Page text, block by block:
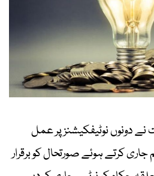
دونوں نوٹیفکیشنز پر عمل
کرتے ہوئے صورتحال کو برقرار